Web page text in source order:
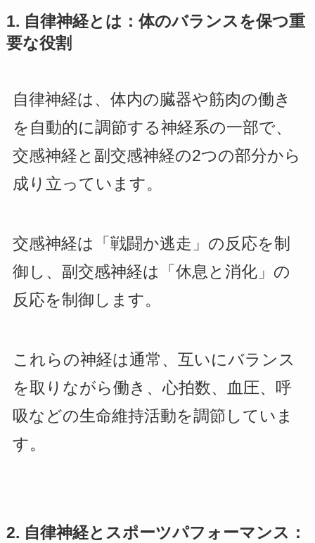
1. 自律神経とは：体のバランスを保つ重
要な役割
自律神経は、体内の臓器や筋肉の働き
を自動的に調節する神経系の一部で、
交感神経と副交感神経の2つの部分から
成り立っています。
交感神経は「戦闘か逃走」の反応を制
御し、副交感神経は「休息と消化」の
反応を制御します。
これらの神経は通常、互いにバランス
を取りながら働き、心拍数、血圧、呼
吸などの生命維持活動を調節していま
す。
2. 自律神経とスポーツパフォーマンス：